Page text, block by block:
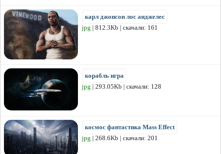
карл джонсон лос анджелес
jpg | 812.3Kb | скачали: 161
корабль игра
jpg | 293.05Kb | скачали: 128
космос фантастика Mass Effect
jpg | 268.6Kb | скачали: 201